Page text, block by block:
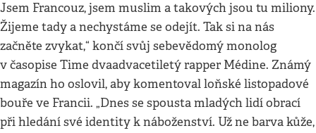
Jsem Francouz, jsem muslim a takových jsou tu miliony.
Žijeme tady a nechystáme se odejít. Tak si na nás
začněte zvykat,“ končí svůj sebevědomý monolog
v časopise Time dvaadvacetiletý rapper Médine. Známý
magazín ho oslovil, aby komentoval loňské listopadové
bouře ve Francii. „Dnes se spousta mladých lidí obrací
při hledání své identity k náboženství. Už ne barva kůže,